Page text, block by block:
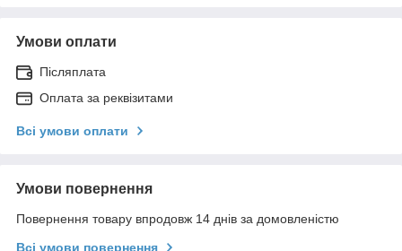
Умови оплати
Післяплата
Оплата за реквізитами
Всі умови оплати
Умови повернення
Повернення товару впродовж 14 днів за домовленістю
Всі умови повернення